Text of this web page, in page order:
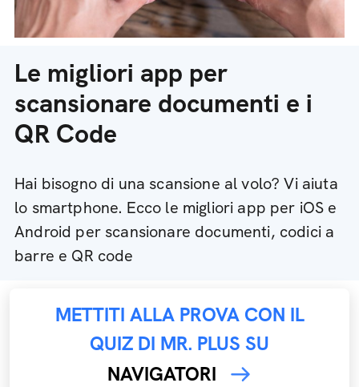
Le migliori app per
scansionare documenti e i
QR Code
Hai bisogno di una scansione al volo? Vi aiuta
lo smartphone. Ecco le migliori app per iOS e
Android per scansionare documenti, codici a
barre e QR code
METTITI ALLA PROVA CON IL
QUIZ DI MR. PLUS SU
NAVIGATORI